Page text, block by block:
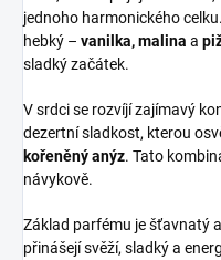
jednoho harmonického
hebký – vanilka, malina a
sladký začátek.
V srdci se rozvíjí zajímavý
dezertní sladkost, kterou
kořeněný anýz. Tato
návykově.
Základ parfému je šťavnatý
přinášejí svěží, sladký a